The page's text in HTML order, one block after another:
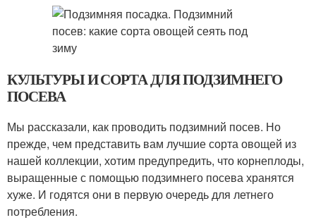
КУЛЬТУРЫ И СОРТА ДЛЯ ПОДЗИМНЕГО
ПОСЕВА
Мы рассказали, как проводить подзимний посев. Но
прежде, чем представить вам лучшие сорта овощей из
нашей коллекции, хотим предупредить, что корнеплоды,
выращенные с помощью подзимнего посева хранятся
хуже. И годятся они в первую очередь для летнего
потребления.